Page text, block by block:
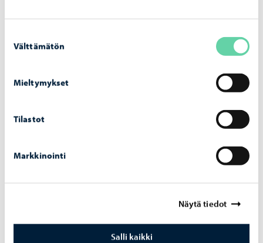
valinta
Välttämätön
Mieltymykset
Tilastot
Markkinointi
Näytä tiedot
Salli kaikki
Kump­pa­nuus­ha­ku auki jo elo­kuus­sa – uu­te­
Haku Lin­nan­kos­ken lu­kion ai­kuis­lin­jal­le on
käyn­nis­sä